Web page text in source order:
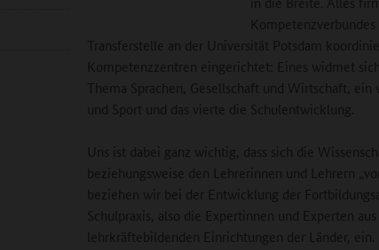
Transferstelle an der Universität Potsdam
Kompetenzzentren eingerichtet: Eines widmet
Thema Sprachen, Gesellschaft und Wirtschaft,
und Sport und das vierte die Schulentwicklung.
Uns ist dabei ganz wichtig, dass sich die
beziehungsweise den Lehrerinnen und Lehrern
beziehen wir bei der Entwicklung der
Schulpraxis, also die Expertinnen und Experten
lehrkräftebildenden Einrichtungen der Länder, ein.